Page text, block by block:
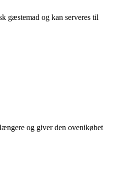
gæstemad og kan serveres til
og giver den ovenikøbet